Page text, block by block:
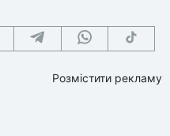
Розмістити рекламу